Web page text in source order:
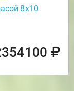
8х10